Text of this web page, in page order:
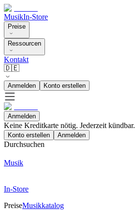
MusikIn-Store
Preise
Ressourcen
Kontakt
🇩🇪
Anmelden Konto erstellen
Anmelden
Keine Kreditkarte nötig. Jederzeit kündbar.
Konto erstellen Anmelden
Durchsuchen
Musik
In-Store
PreiseMusikkatalog